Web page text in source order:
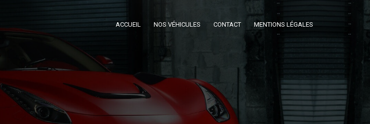
ACCUEIL NOS VÉHICULES CONTACT MENTIONS LÉGALES